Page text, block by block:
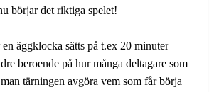
börjar det riktiga spelet!
äggklocka sätts på t.ex 20 minuter
beroende på hur många deltagare som
tärningen avgöra vem som får börja